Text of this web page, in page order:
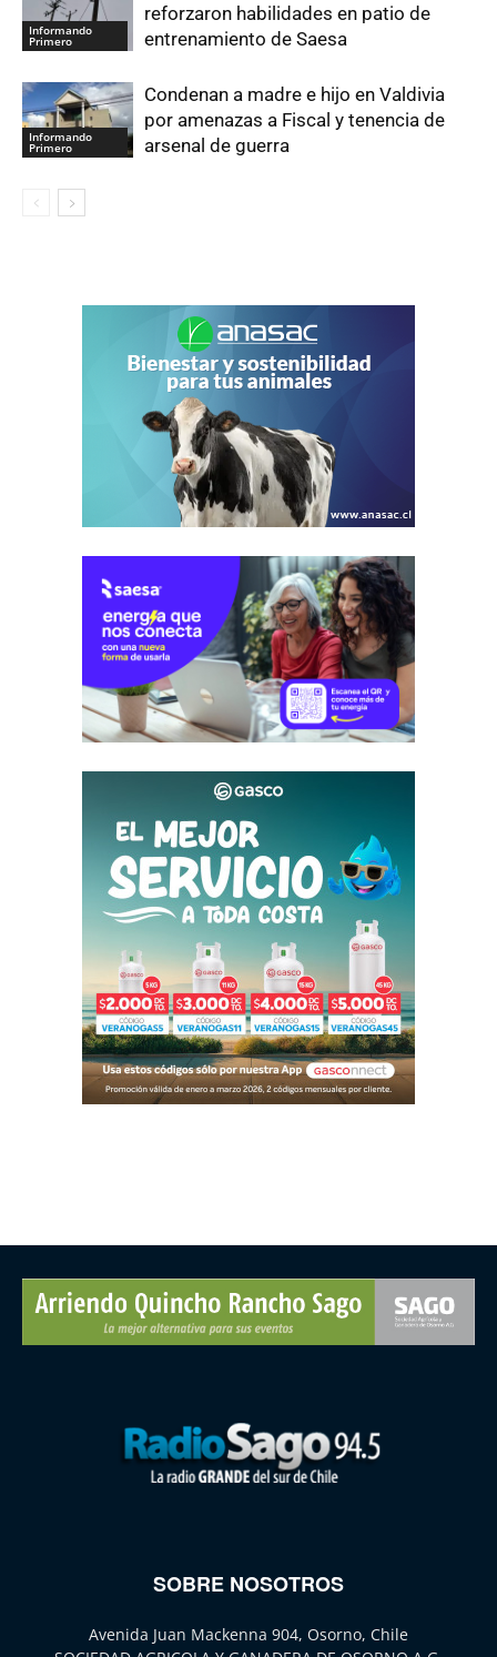
Informando
Primero
reforzaron habilidades en patio de
entrenamiento de Saesa
Informando
Primero
Condenan a madre e hijo en Valdivia
por amenazas a Fiscal y tenencia de
arsenal de guerra
SOBRE NOSOTROS
Avenida Juan Mackenna 904, Osorno, Chile